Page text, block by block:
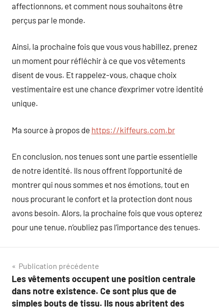
affectionnons, et comment nous souhaitons être
perçus par le monde.
Ainsi, la prochaine fois que vous vous habillez, prenez
un moment pour réfléchir à ce que vos vêtements
disent de vous. Et rappelez-vous, chaque choix
vestimentaire est une chance d’exprimer votre identité
unique.
Ma source à propos de https://kiffeurs.com.br
En conclusion, nos tenues sont une partie essentielle
de notre identité. Ils nous offrent l’opportunité de
montrer qui nous sommes et nos émotions, tout en
nous procurant le confort et la protection dont nous
avons besoin. Alors, la prochaine fois que vous opterez
pour une tenue, n’oubliez pas l’importance des tenues.
Navigation
de
Publication précédente
Les vêtements occupent une position centrale
dans notre existence. Ce sont plus que de
simples bouts de tissu. Ils nous abritent des